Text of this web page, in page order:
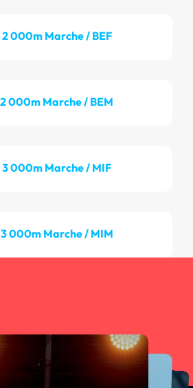
2 000m Marche / BEF
2 000m Marche / BEM
3 000m Marche / MIF
3 000m Marche / MIM